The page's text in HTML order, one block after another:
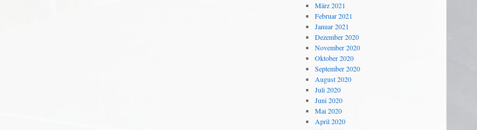
März 2021
Februar 2021
Januar 2021
Dezember 2020
November 2020
Oktober 2020
September 2020
August 2020
Juli 2020
Juni 2020
Mai 2020
April 2020